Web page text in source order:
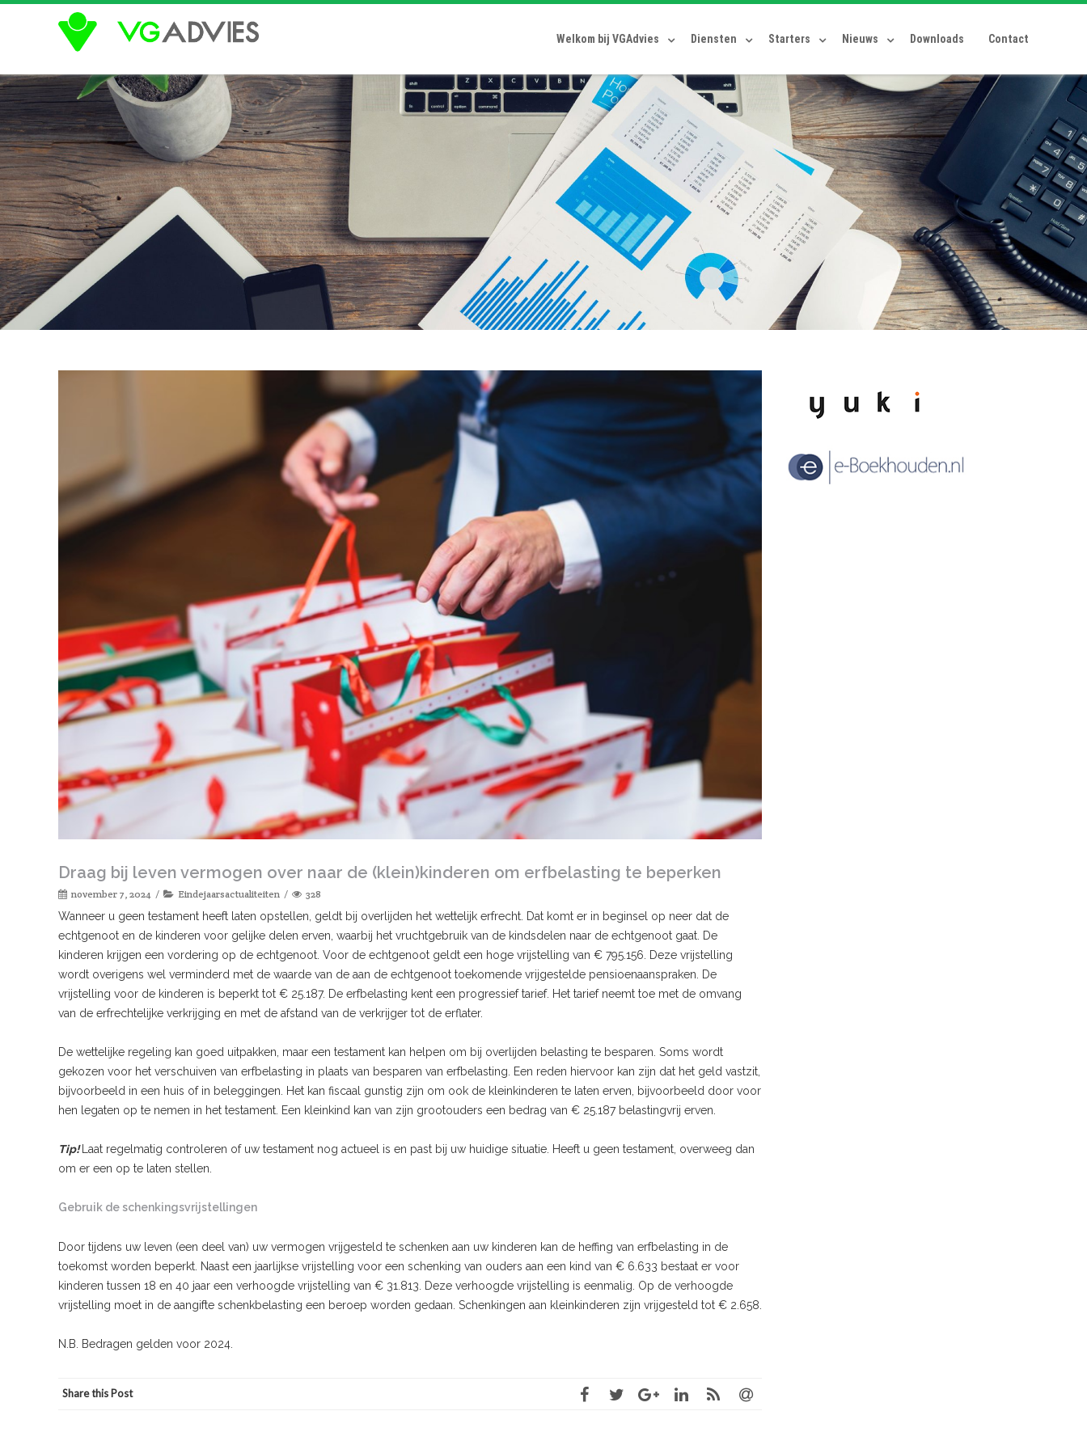
Welkom bij VGAdvies Diensten Starters Nieuws Downloads Contact
Draag bij leven vermogen over naar de (klein)kinderen om erfbelasting te beperken
november 7, 2024 Eindejaarsactualiteiten 328
Wanneer u geen testament heeft laten opstellen, geldt bij overlijden het wettelijk erfrecht. Dat komt er in beginsel op neer dat de
echtgenoot en de kinderen voor gelijke delen erven, waarbij het vruchtgebruik van de kindsdelen naar de echtgenoot gaat. De
kinderen krijgen een vordering op de echtgenoot. Voor de echtgenoot geldt een hoge vrijstelling van € 795.156. Deze vrijstelling
wordt overigens wel verminderd met de waarde van de aan de echtgenoot toekomende vrijgestelde pensioenaanspraken. De
vrijstelling voor de kinderen is beperkt tot € 25.187. De erfbelasting kent een progressief tarief. Het tarief neemt toe met de omvang
van de erfrechtelijke verkrijging en met de afstand van de verkrijger tot de erflater.
De wettelijke regeling kan goed uitpakken, maar een testament kan helpen om bij overlijden belasting te besparen. Soms wordt
gekozen voor het verschuiven van erfbelasting in plaats van besparen van erfbelasting. Een reden hiervoor kan zijn dat het geld vastzit,
bijvoorbeeld in een huis of in beleggingen. Het kan fiscaal gunstig zijn om ook de kleinkinderen te laten erven, bijvoorbeeld door voor
hen legaten op te nemen in het testament. Een kleinkind kan van zijn grootouders een bedrag van € 25.187 belastingvrij erven.
Tip!Laat regelmatig controleren of uw testament nog actueel is en past bij uw huidige situatie. Heeft u geen testament, overweeg dan
om er een op te laten stellen.
Gebruik de schenkingsvrijstellingen
Door tijdens uw leven (een deel van) uw vermogen vrijgesteld te schenken aan uw kinderen kan de heffing van erfbelasting in de
toekomst worden beperkt. Naast een jaarlijkse vrijstelling voor een schenking van ouders aan een kind van € 6.633 bestaat er voor
kinderen tussen 18 en 40 jaar een verhoogde vrijstelling van € 31.813. Deze verhoogde vrijstelling is eenmalig. Op de verhoogde
vrijstelling moet in de aangifte schenkbelasting een beroep worden gedaan. Schenkingen aan kleinkinderen zijn vrijgesteld tot € 2.658.
N.B. Bedragen gelden voor 2024.
Share this Post